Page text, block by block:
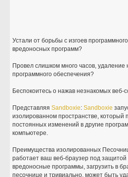
Устали от борьбы с изгоев
вредоносных программ?
Провел слишком много часов,
программного обеспечения?
Беспокоитесь о нажав незнакомых веб-
ПредставляяSandboxie:Sandboxie
изолированном пространстве, который
постоянных изменений в другие
компьютере.
Преимущества изолированных
работает ваш веб-браузер под защитой
вредоносные программы, загрузить в
песочнице и тривиально, может быть